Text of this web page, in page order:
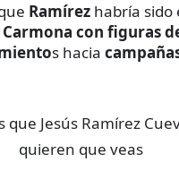
Ramírez habría sido
Carmona con figuras
s hacia
que Jesús Ramírez
quieren que veas